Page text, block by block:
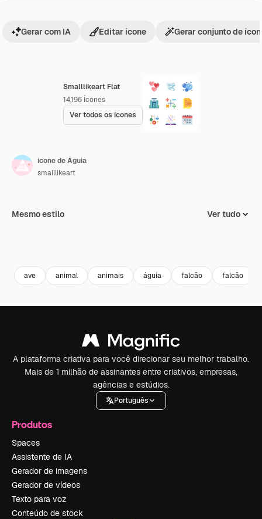
Smalllikeart Flat
14,196 Ícones
Ver todos os ícones
Gerar com IA Editar ícone Gerar conjunto de
ícone de Águia
smalllikeart
Mesmo estilo Ver tudo
ave animal animais águia falcão falcão
A plataforma criativa para você direcionar seu melhor trabalho.
Mais de 1 milhão de assinantes entre criativos, empresas,
agências e estúdios.
Português
Produtos
Spaces
Assistente de IA
Gerador de imagens
Gerador de vídeos
Texto para voz
Conteúdo de stock